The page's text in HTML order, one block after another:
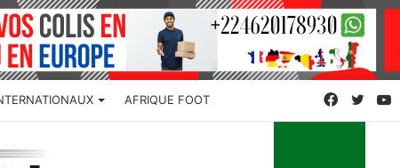
AFRIQUE FOOT Facebook